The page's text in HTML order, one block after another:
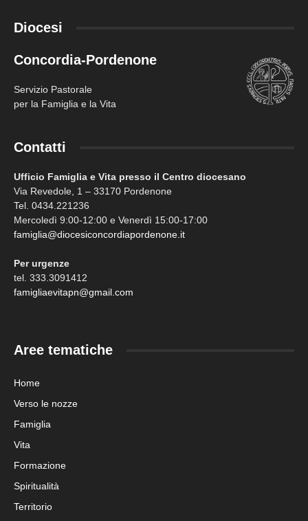
Diocesi
Concordia-Pordenone
Servizio Pastorale
per la Famiglia e la Vita
Contatti
Ufficio Famiglia e Vita presso il Centro diocesano
Via Revedole, 1 – 33170 Pordenone
Tel. 0434.221236
Mercoledì 9:00-12:00 e Venerdì 15:00-17:00
famiglia@diocesiconcordiapordenone.it
Per urgenze
tel. 333.3091412
famigliaevitapn@gmail.com
Aree tematiche
Home
Verso le nozze
Famiglia
Vita
Formazione
Spiritualità
Territorio